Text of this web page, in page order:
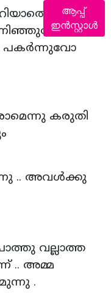
വന്നു .
പകർന്നുവോ
കരുതി
.. അവൾക്കു
വല്ലാത്ത
.. അമ്മ
.
ആപ്പ്
ഇൻസ്റ്റാൾ